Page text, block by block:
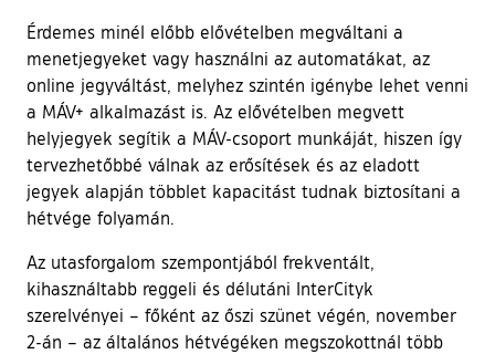
Érdemes minél előbb elővételben megváltani a
menetjegyeket vagy használni az automatákat, az
online jegyváltást, melyhez szintén igénybe lehet venni
a MÁV+ alkalmazást is. Az elővételben megvett
helyjegyek segítik a MÁV-csoport munkáját, hiszen így
tervezhetőbbé válnak az erősítések és az eladott
jegyek alapján többlet kapacitást tudnak biztosítani a
hétvége folyamán.
Az utasforgalom szempontjából frekventált,
kihasználtabb reggeli és délutáni InterCityk
szerelvényei – főként az őszi szünet végén, november
2-án – az általános hétvégéken megszokottnál több